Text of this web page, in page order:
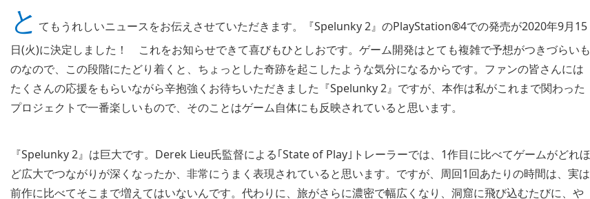
と てもうれしいニュースをお伝えさせていただきます。『Spelunky 2』のPlayStation®4での発売が2020年9月15
日(火)に決定しました！ これをお知らせできて喜びもひとしおです。ゲーム開発はとても複雑で予想がつきづらいも
のなので、この段階にたどり着くと、ちょっとした奇跡を起こしたような気分になるからです。ファンの皆さんには
たくさんの応援をもらいながら辛抱強くお待ちいただきました『Spelunky 2』ですが、本作は私がこれまで関わった
プロジェクトで一番楽しいもので、そのことはゲーム自体にも反映されていると思います。
『Spelunky 2』は巨大です。Derek Lieu氏監督による｢State of Play｣トレーラーでは、1作目に比べてゲームがどれほ
ど広大でつながりが深くなったか、非常にうまく表現されていると思います。ですが、周回1回あたりの時間は、実は
前作に比べてそこまで増えてはいないんです。代わりに、旅がさらに濃密で幅広くなり、洞窟に飛び込むたびに、や